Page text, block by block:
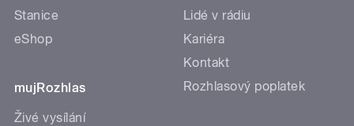
Stanice
eShop
mujRozhlas
Živé vysílání
Lidé v rádiu
Kariéra
Kontakt
Rozhlasový poplatek